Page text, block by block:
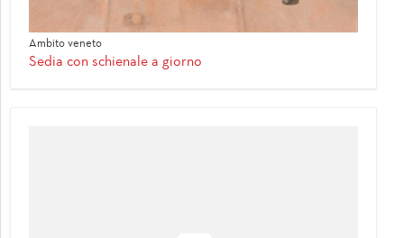
Ambito veneto
Sedia con schienale a giorno